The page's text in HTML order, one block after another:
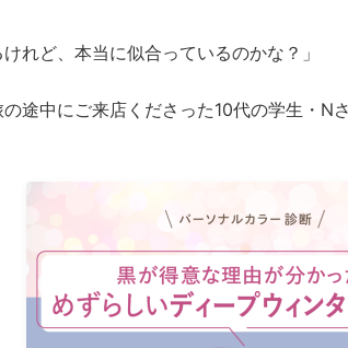
れど、本当に似合っているのかな？」
途中にご来店くださった10代の学生・Nさ